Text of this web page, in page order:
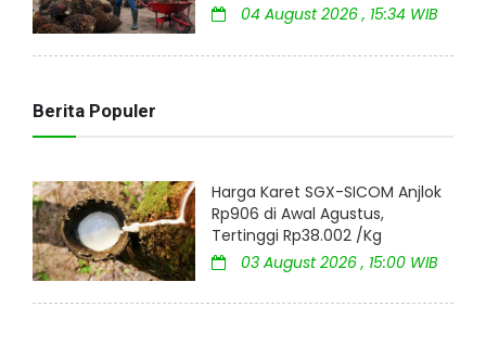
04 August 2026 , 15:34 WIB
Berita Populer
Harga Karet SGX-SICOM Anjlok
Rp906 di Awal Agustus,
Tertinggi Rp38.002 /Kg
03 August 2026 , 15:00 WIB